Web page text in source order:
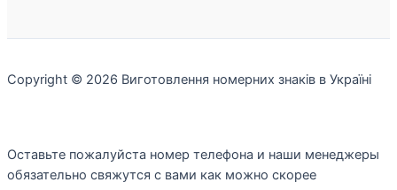
Copyright © 2026 Виготовлення номерних знаків в Україні
Оставьте пожалуйста номер телефона и наши менеджеры
обязательно свяжутся с вами как можно скорее